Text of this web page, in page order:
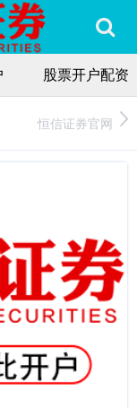
股票开户配资
恒信证券官网